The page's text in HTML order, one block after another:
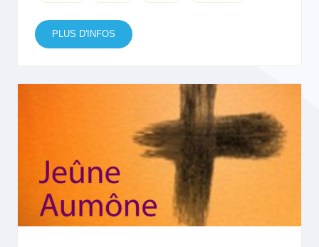
PLUS D'INFOS